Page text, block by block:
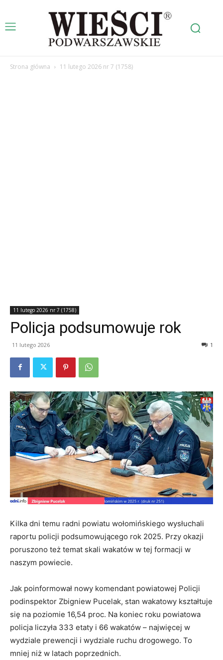
Strona główna 11 lutego 2026 nr 7 (1758)
11 lutego 2026 nr 7 (1758)
Policja podsumowuje rok
11 lutego 2026 1
Kilka dni temu radni powiatu wołomińskiego wysłuchali
raportu policji podsumowującego rok 2025. Przy okazji
poruszono też temat skali wakatów w tej formacji w
naszym powiecie.
Jak poinformował nowy komendant powiatowej Policji
podinspektor Zbigniew Pucelak, stan wakatowy kształtuje
się na poziomie 16,54 proc. Na koniec roku powiatowa
policja liczyła 333 etaty i 66 wakatów – najwięcej w
wydziale prewencji i wydziale ruchu drogowego. To
mniej niż w latach poprzednich.